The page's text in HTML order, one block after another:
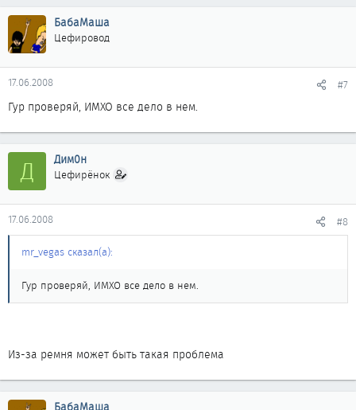
БабаМаша
Цефировод
17.06.2008 #7
Гур проверяй, ИМХО все дело в нем.
Д Дим0н
Цефирёнок
17.06.2008 #8
mr_vegas сказал(а):
Гур проверяй, ИМХО все дело в нем.
Из-за ремня может быть такая проблема
БабаМаша